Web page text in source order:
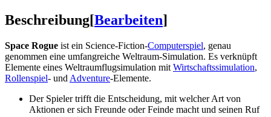
Beschreibung[Bearbeiten]
Space Rogue ist ein Science-Fiction-Computerspiel, genau
genommen eine umfangreiche Weltraum-Simulation. Es verknüpft
Elemente eines Weltraumflugsimulation mit Wirtschaftssimulation,
Rollenspiel- und Adventure-Elemente.
Der Spieler trifft die Entscheidung, mit welcher Art von
Aktionen er sich Freunde oder Feinde macht und seinen Ruf